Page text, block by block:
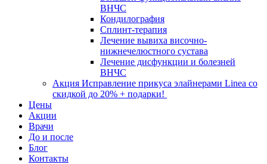
ВНЧС
Кондилография
Сплинт-терапия
Лечение вывиха височно-
нижнечелюстного сустава
Лечение дисфункции и болезней
ВНЧС
Акция Исправление прикуса элайнерами Linea со
скидкой до 20% + подарки!
Цены
Акции
Врачи
До и после
Блог
Контакты